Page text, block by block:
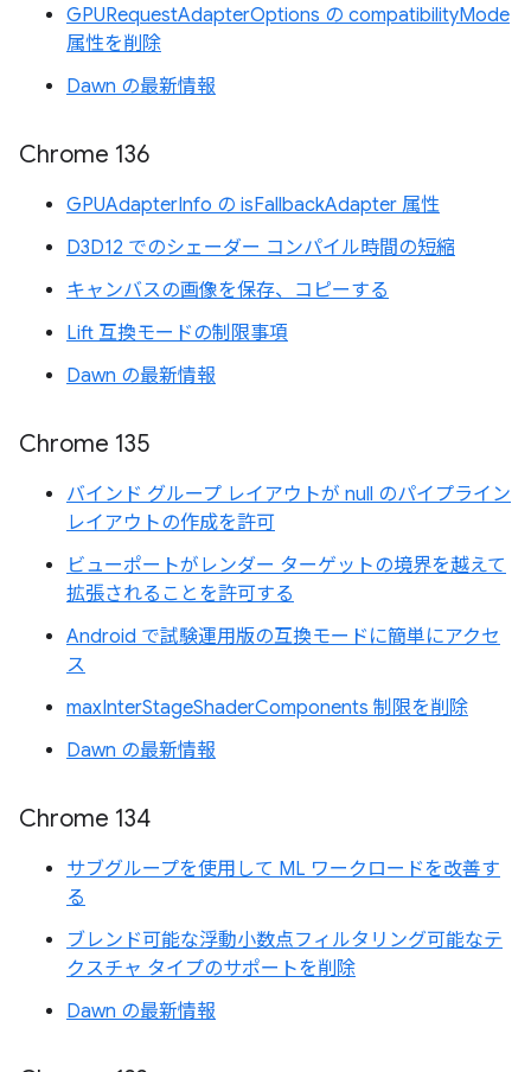
GPURequestAdapterOptions の compatibilityMode
属性を削除
Dawn の最新情報
Chrome 136
GPUAdapterInfo の isFallbackAdapter 属性
D3D12 でのシェーダー コンパイル時間の短縮
キャンバスの画像を保存、コピーする
Lift 互換モードの制限事項
Dawn の最新情報
Chrome 135
バインド グループ レイアウトが null のパイプライン
レイアウトの作成を許可
ビューポートがレンダー ターゲットの境界を越えて
拡張されることを許可する
Android で試験運用版の互換モードに簡単にアクセ
ス
maxInterStageShaderComponents 制限を削除
Dawn の最新情報
Chrome 134
サブグループを使用して ML ワークロードを改善す
る
ブレンド可能な浮動小数点フィルタリング可能なテ
クスチャ タイプのサポートを削除
Dawn の最新情報